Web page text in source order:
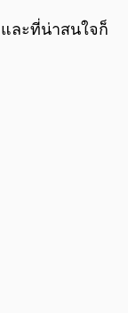
และที่น่าสนใจก็